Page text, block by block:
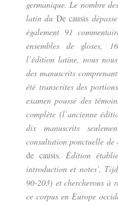
germanique. Le nombre
latin du De causis
également 91
ensembles de gloses,
l’édition latine, nous
des manuscrits
été transcrites des
examen poussé des
complète (l’ancienne
dix manuscrits
consultation ponctuelle
de causis. Édition
introduction et notes’,
90-203) et chercherons à
ce corpus en Europe